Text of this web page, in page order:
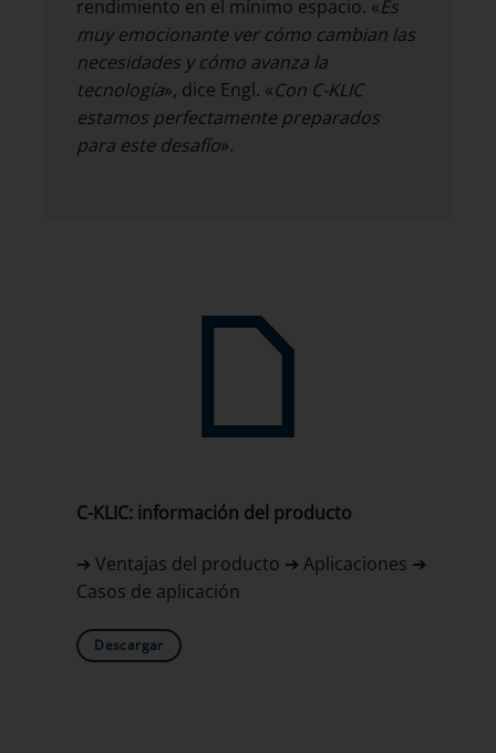
rendimiento en el mínimo espacio. «Es
muy emocionante ver cómo cambian las
necesidades y cómo avanza la
tecnología», dice Engl. «Con C-KLIC
estamos perfectamente preparados
para este desafío».
C-KLIC: información del producto
➔ Ventajas del producto ➔ Aplicaciones ➔
Casos de aplicación
Descargar